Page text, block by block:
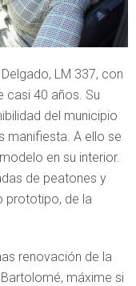
LM 337, con
casi 40 años. Su
del municipio
manifiesta. A ello se
en su interior.
de peatones y
prototipo, de la
renovación de la
máxime si